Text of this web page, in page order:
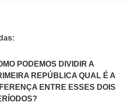
PODEMOS DIVIDIR A
REPÚBLICA QUAL É A
ENTRE ESSES DOIS